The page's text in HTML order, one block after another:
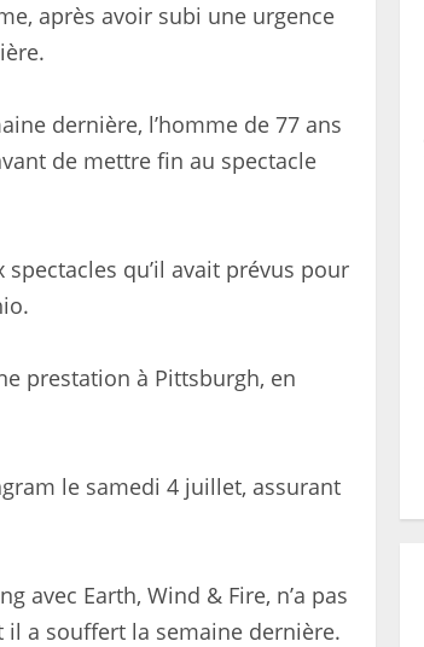
après avoir subi une urgence
dernière, l’homme de 77 ans
de mettre fin au spectacle
qu’il avait prévus pour
prestation à Pittsburgh, en
le samedi 4 juillet, assurant
avec Earth, Wind & Fire, n’a pas
a souffert la semaine dernière.